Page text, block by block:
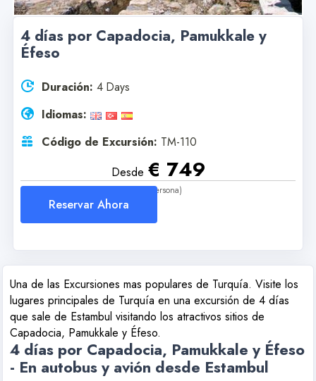
4 días por Capadocia, Pamukkale y
Éfeso
Duración: 4 Days
Idiomas:
Código de Excursión: TM-110
Desde € 749
(Por Persona)
Reservar Ahora
Una de las Excursiones mas populares de Turquía. Visite los
lugares principales de Turquía en una excursión de 4 días
que sale de Estambul visitando los atractivos sitios de
Capadocia, Pamukkale y Éfeso.
4 días por Capadocia, Pamukkale y Éfeso
- En autobus y avión desde Estambul